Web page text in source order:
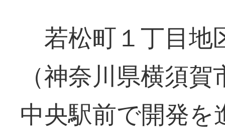
若松町１丁目地
（神奈川県横須
中央駅前で開発